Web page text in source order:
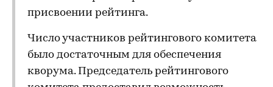
присвоении рейтинга.
Число участников рейтингового комитета
было достаточным для обеспечения
кворума. Председатель рейтингового